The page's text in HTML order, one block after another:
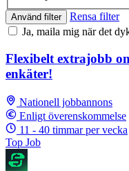
Använd filter
Rensa filter
Ja, maila mig när det
Flexibelt extrajobb
enkäter!
Nationell jobbannons
Enligt överenskommelse
11 - 40 timmar per vecka
Top Job